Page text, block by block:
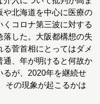
や北海道を中心に医療の
コロナ第三波に対する
した。大阪都構想の失
菅首相にとってはダメ
通、年が明けると何故か
るが、2020年を継続せ
その現象が起こるかは